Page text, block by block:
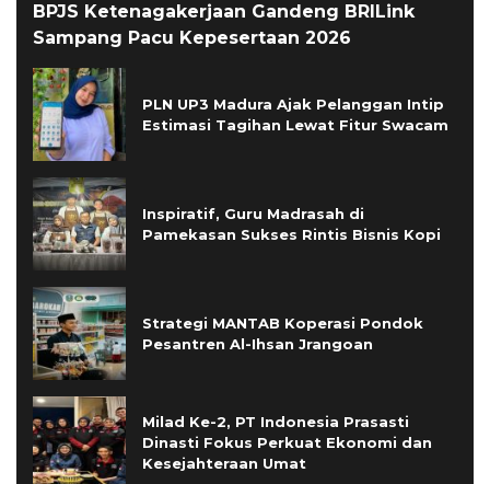
BPJS Ketenagakerjaan Gandeng BRILink
Sampang Pacu Kepesertaan 2026
PLN UP3 Madura Ajak Pelanggan Intip
Estimasi Tagihan Lewat Fitur Swacam
Inspiratif, Guru Madrasah di
Pamekasan Sukses Rintis Bisnis Kopi
Strategi MANTAB Koperasi Pondok
Pesantren Al-Ihsan Jrangoan
Milad Ke-2, PT Indonesia Prasasti
Dinasti Fokus Perkuat Ekonomi dan
Kesejahteraan Umat